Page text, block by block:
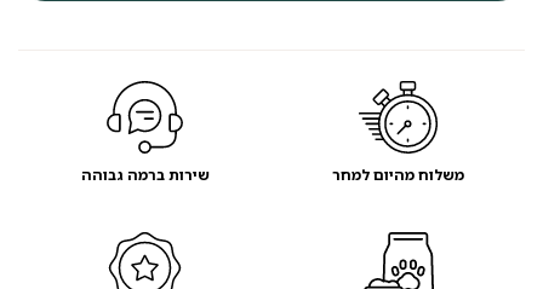
משלוח מהיום למחר שירות ברמה גבוהה